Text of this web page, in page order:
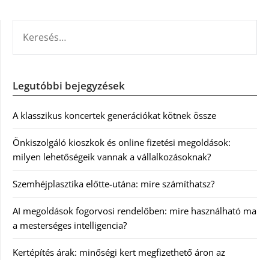
Legutóbbi bejegyzések
A klasszikus koncertek generációkat kötnek össze
Önkiszolgáló kioszkok és online fizetési megoldások:
milyen lehetőségeik vannak a vállalkozásoknak?
Szemhéjplasztika előtte-utána: mire számíthatsz?
AI megoldások fogorvosi rendelőben: mire használható ma
a mesterséges intelligencia?
Kertépítés árak: minőségi kert megfizethető áron az